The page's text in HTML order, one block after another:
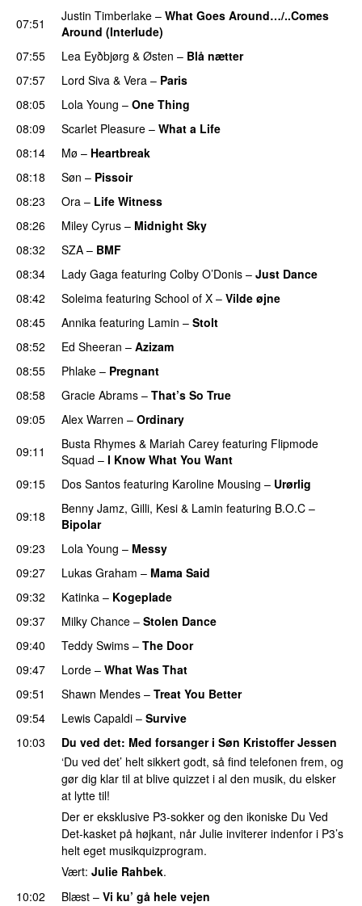
07:51
Justin Timberlake – What Goes Around…/..Comes
Around (Interlude)
07:55
Lea Eyðbjørg & Østen – Blå nætter
07:57 Lord Siva & Vera – Paris
08:05 Lola Young – One Thing
08:09 Scarlet Pleasure – What a Life
08:14
Mø – Heartbreak
08:18
Søn – Pissoir
08:23 Ora – Life Witness
08:26
Miley Cyrus – Midnight Sky
08:32
SZA – BMF
08:34
Lady Gaga featuring Colby O’Donis – Just Dance
08:42
Soleima featuring School of X – Vilde øjne
08:45 Annika featuring Lamin – Stolt
08:52
Ed Sheeran – Azizam
08:55
Phlake – Pregnant
08:58 Gracie Abrams – That’s So True
09:05
Alex Warren – Ordinary
09:11
Busta Rhymes & Mariah Carey featuring Flipmode
Squad – I Know What You Want
09:15
Dos Santos featuring Karoline Mousing – Urørlig
09:18
Benny Jamz, Gilli, Kesi & Lamin featuring B.O.C –
Bipolar
09:23
Lola Young – Messy
09:27 Lukas Graham – Mama Said
09:32
Katinka – Kogeplade
09:37 Milky Chance – Stolen Dance
09:40
Teddy Swims – The Door
09:47
Lorde – What Was That
09:51 Shawn Mendes – Treat You Better
09:54
Lewis Capaldi – Survive
10:03
Du ved det: Med forsanger i Søn Kristoffer Jessen
‘Du ved det’ helt sikkert godt, så find telefonen frem, og
gør dig klar til at blive quizzet i al den musik, du elsker
at lytte til!
Der er eksklusive P3-sokker og den ikoniske Du Ved
Det-kasket på højkant, når Julie inviterer indenfor i P3’s
helt eget musikquizprogram.
Vært: Julie Rahbek.
10:02
Blæst – Vi ku’ gå hele vejen